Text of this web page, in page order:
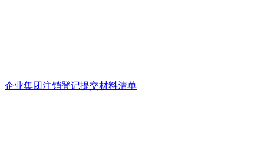
企业集团注销登记提交材料清单